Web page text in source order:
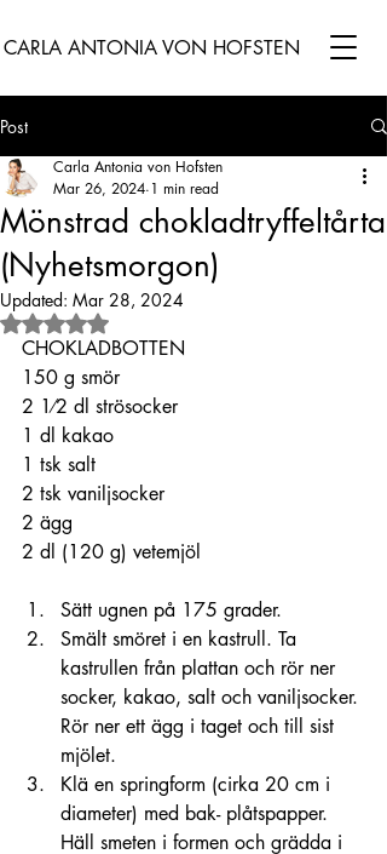
CARLA ANTONIA VON HOFSTEN
Post
Mönstrad chokladtryffeltårta
(Nyhetsmorgon)
Carla Antonia von Hofsten
Mar 26, 2024 1 min read
Updated: Mar 28, 2024
Rated NaN out of 5 stars.
CHOKLADBOTTEN
150 g smör
2 1⁄2 dl strösocker
1 dl kakao
1 tsk salt
2 tsk vaniljsocker
2 ägg
2 dl (120 g) vetemjöl
Sätt ugnen på 175 grader.
Smält smöret i en kastrull. Ta
kastrullen från plattan och rör ner
socker, kakao, salt och vaniljsocker.
Rör ner ett ägg i taget och till sist
mjölet.
Klä en springform (cirka 20 cm i
diameter) med bak- plåtspapper.
Häll smeten i formen och grädda i